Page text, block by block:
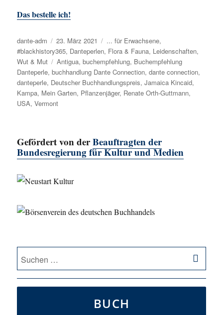
Das bestelle ich!
Autor
dante-adm
Veröffentlicht
am
23. März 2021 Kategorien
... für Erwachsene,
#blackhistory365, Danteperlen, Flora & Fauna, Leidenschaften,
Wut & Mut
Schlagwörter
Antigua,buchempfehlung, Buchempfehlung
Danteperle,buchhandlung Dante Connection,dante connection,
danteperle, Deutscher Buchhandlungspreis,Jamaica Kincaid,
Kampa, Mein Garten, Pflanzenjäger, Renate Orth-Guttmann,
USA,Vermont
Gefördert von derBeauftragten der
Bundesregierung für Kultur und Medien
Suche
nach:
BUCH